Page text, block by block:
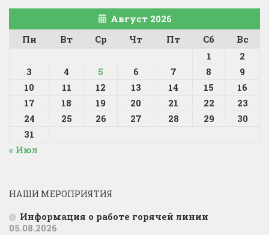
Август 2026
Пн
Вт Ср Чт Пт Сб
Вс
1
2
3
4 5 6 7 8
9
10
11 12 13 14 15
16
17
18 19 20 21 22
23
24
25 26 27 28 29
30
31
« Июл
НАШИ МЕРОПРИЯТИЯ
Информация о работе горячей линии
05.08.2026